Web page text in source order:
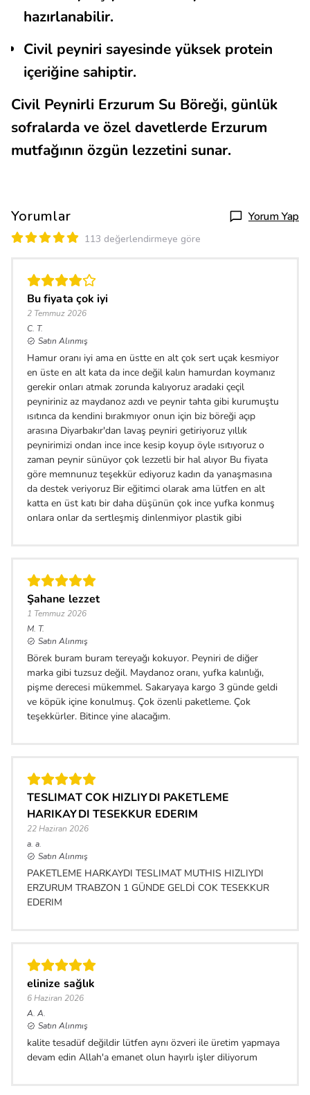
hazırlanabilir.
Civil peyniri sayesinde yüksek protein
içeriğine sahiptir.
Civil Peynirli Erzurum Su Böreği, günlük
sofralarda ve özel davetlerde Erzurum
mutfağının özgün lezzetini sunar.
Yorumlar Yorum Yap
113 değerlendirmeye göre
Bu fiyata çok iyi
2 Temmuz 2026
C. T.
Satın Alınmış
Hamur oranı iyi ama en üstte en alt çok sert uçak kesmiyor
en üste en alt kata da ince değil kalın hamurdan koymanız
gerekir onları atmak zorunda kalıyoruz aradaki çeçil
peyniriniz az maydanoz azdı ve peynir tahta gibi kurumuştu
ısıtınca da kendini bırakmıyor onun için biz böreği açıp
arasına Diyarbakır'dan lavaş peyniri getiriyoruz yıllık
peynirimizi ondan ince ince kesip koyup öyle ısıtıyoruz o
zaman peynir sünüyor çok lezzetli bir hal alıyor Bu fiyata
göre memnunuz teşekkür ediyoruz kadın da yanaşmasına
da destek veriyoruz Bir eğitimci olarak ama lütfen en alt
katta en üst katı bir daha düşünün çok ince yufka konmuş
onlara onlar da sertleşmiş dinlenmiyor plastik gibi
Şahane lezzet
1 Temmuz 2026
M. T.
Satın Alınmış
Börek buram buram tereyağı kokuyor. Peyniri de diğer
marka gibi tuzsuz değil. Maydanoz oranı, yufka kalınlığı,
pişme derecesi mükemmel. Sakaryaya kargo 3 günde geldi
ve köpük içine konulmuş. Çok özenli paketleme. Çok
teşekkürler. Bitince yine alacağım.
TESLIMAT COK HIZLIYDI PAKETLEME
HARIKAYDI TESEKKUR EDERIM
22 Haziran 2026
a. a.
Satın Alınmış
PAKETLEME HARKAYDI TESLIMAT MUTHIS HIZLIYDI
ERZURUM TRABZON 1 GÜNDE GELDİ COK TESEKKUR
EDERIM
elinize sağlık
6 Haziran 2026
A. A.
Satın Alınmış
kalite tesadüf değildir lütfen aynı özveri ile üretim yapmaya
devam edin Allah'a emanet olun hayırlı işler diliyorum